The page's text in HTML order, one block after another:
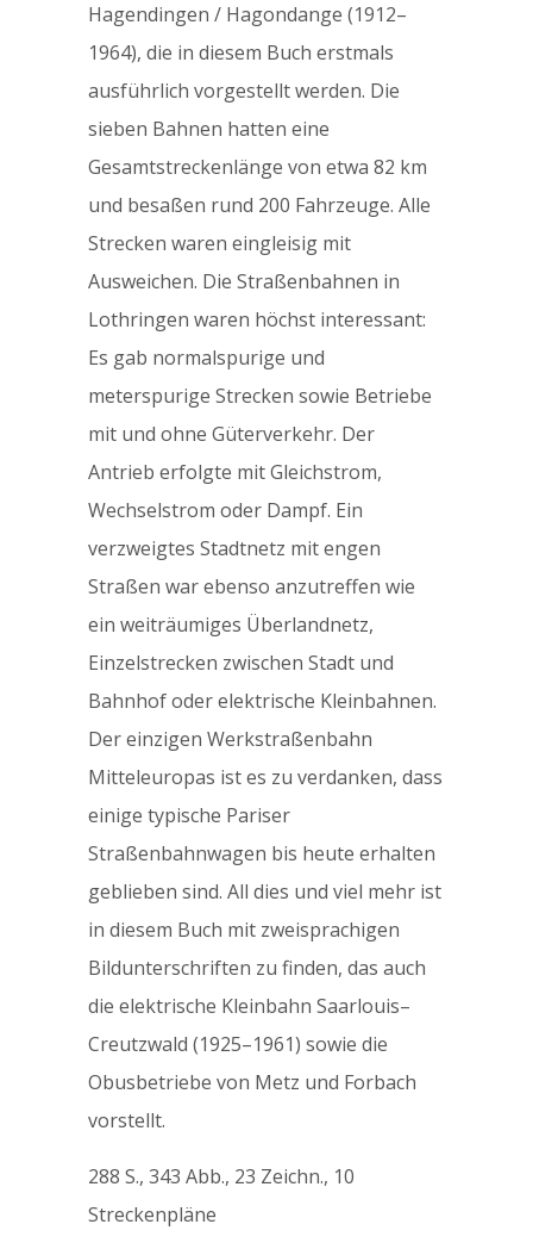
Hagendingen / Hagondange (1912–
1964), die in diesem Buch erstmals
ausführlich vorgestellt werden. Die
sieben Bahnen hatten eine
Gesamtstreckenlänge von etwa 82 km
und besaßen rund 200 Fahrzeuge. Alle
Strecken waren eingleisig mit
Ausweichen. Die Straßenbahnen in
Lothringen waren höchst interessant:
Es gab normalspurige und
meterspurige Strecken sowie Betriebe
mit und ohne Güterverkehr. Der
Antrieb erfolgte mit Gleichstrom,
Wechselstrom oder Dampf. Ein
verzweigtes Stadtnetz mit engen
Straßen war ebenso anzutreffen wie
ein weiträumiges Überlandnetz,
Einzelstrecken zwischen Stadt und
Bahnhof oder elektrische Kleinbahnen.
Der einzigen Werkstraßenbahn
Mitteleuropas ist es zu verdanken, dass
einige typische Pariser
Straßenbahnwagen bis heute erhalten
geblieben sind. All dies und viel mehr ist
in diesem Buch mit zweisprachigen
Bildunterschriften zu finden, das auch
die elektrische Kleinbahn Saarlouis–
Creutzwald (1925–1961) sowie die
Obusbetriebe von Metz und Forbach
vorstellt.
288 S., 343 Abb., 23 Zeichn., 10
Streckenpläne